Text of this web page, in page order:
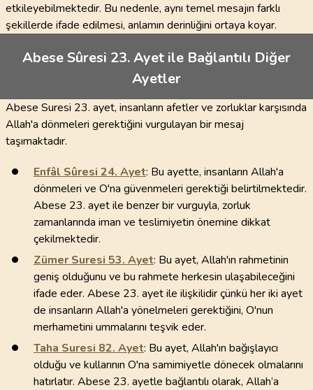
etkileyebilmektedir. Bu nedenle, aynı temel mesajın farklı
şekillerde ifade edilmesi, anlamın derinliğini ortaya koyar.
Abese Sûresi 23. Ayet ile Bağlantılı Diğer
Ayetler
Abese Suresi 23. ayet, insanların afetler ve zorluklar karşısında
Allah'a dönmeleri gerektiğini vurgulayan bir mesaj
taşımaktadır.
Enfâl Sûresi 24. Ayet: Bu ayette, insanların Allah'a
dönmeleri ve O'na güvenmeleri gerektiği belirtilmektedir.
Abese 23. ayet ile benzer bir vurguyla, zorluk
zamanlarında iman ve teslimiyetin önemine dikkat
çekilmektedir.
Zümer Suresi 53. Ayet: Bu ayet, Allah'ın rahmetinin
geniş olduğunu ve bu rahmete herkesin ulaşabileceğini
ifade eder. Abese 23. ayet ile ilişkilidir çünkü her iki ayet
de insanların Allah'a yönelmeleri gerektiğini, O'nun
merhametini ummalarını teşvik eder.
Taha Suresi 82. Ayet: Bu ayet, Allah'ın bağışlayıcı
olduğu ve kullarının O'na samimiyetle dönecek olmalarını
hatırlatır. Abese 23. ayetle bağlantılı olarak, Allah’a